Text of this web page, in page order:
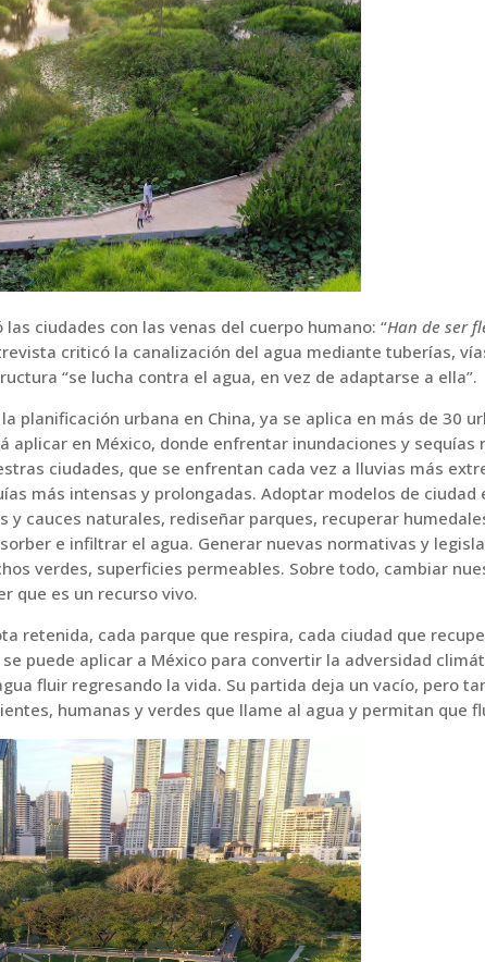
ciudades con las venas del cuerpo humano: “Han de ser
criticó la canalización del agua mediante tuberías,
“se lucha contra el agua, en vez de adaptarse a ella”.
planificación urbana en China, ya se aplica en más de 30
aplicar en México, donde enfrentar inundaciones y sequías
ciudades, que se enfrentan cada vez a lluvias más
más intensas y prolongadas. Adoptar modelos de ciudad
cauces naturales, rediseñar parques, recuperar
e infiltrar el agua. Generar nuevas normativas y
verdes, superficies permeables. Sobre todo, cambiar
que es un recurso vivo.
retenida, cada parque que respira, cada ciudad que
puede aplicar a México para convertir la adversidad
fluir regresando la vida. Su partida deja un vacío, pero
humanas y verdes que llame al agua y permitan que